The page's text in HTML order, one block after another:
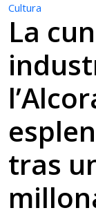
Cultura
La
tras